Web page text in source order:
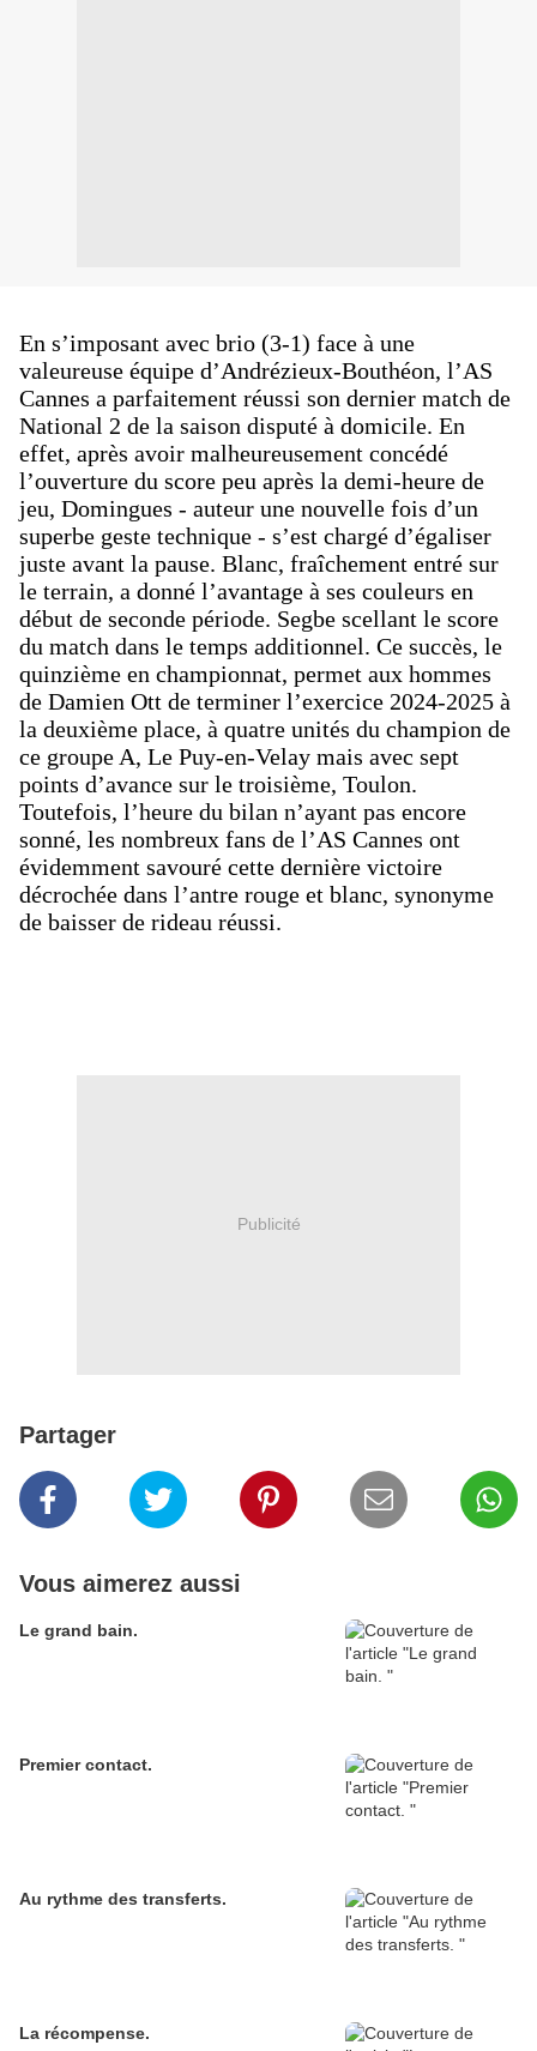
En s’imposant avec brio (3-1) face à une
valeureuse équipe d’Andrézieux-Bouthéon, l’AS
Cannes a parfaitement réussi son dernier match de
National 2 de la saison disputé à domicile. En
effet, après avoir malheureusement concédé
l’ouverture du score peu après la demi-heure de
jeu, Domingues - auteur une nouvelle fois d’un
superbe geste technique - s’est chargé d’égaliser
juste avant la pause. Blanc, fraîchement entré sur
le terrain, a donné l’avantage à ses couleurs en
début de seconde période. Segbe scellant le score
du match dans le temps additionnel. Ce succès, le
quinzième en championnat, permet aux hommes
de Damien Ott de terminer l’exercice 2024-2025 à
la deuxième place, à quatre unités du champion de
ce groupe A, Le Puy-en-Velay mais avec sept
points d’avance sur le troisième, Toulon.
Toutefois, l’heure du bilan n’ayant pas encore
sonné, les nombreux fans de l’AS Cannes ont
évidemment savouré cette dernière victoire
décrochée dans l’antre rouge et blanc, synonyme
de baisser de rideau réussi.
Publicité
Partager
Vous aimerez aussi
Le grand bain.
Premier contact.
Au rythme des transferts.
La récompense.